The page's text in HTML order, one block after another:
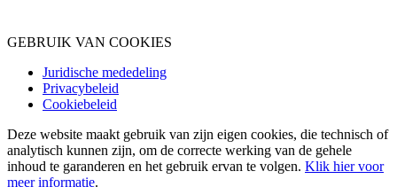
GEBRUIK VAN COOKIES
Juridische mededeling
Privacybeleid
Cookiebeleid
Deze website maakt gebruik van zijn eigen cookies, die technisch of
analytisch kunnen zijn, om de correcte werking van de gehele
inhoud te garanderen en het gebruik ervan te volgen. Klik hier voor
meer informatie.